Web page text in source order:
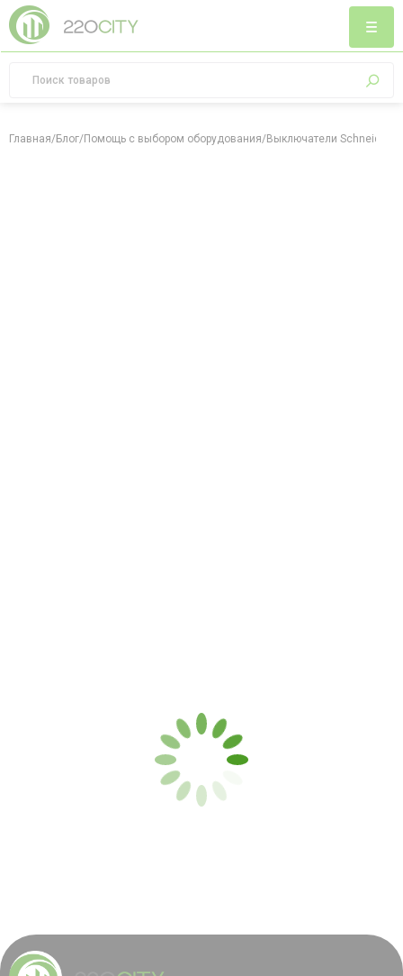
Главная/Блог/Помощь с выбором оборудования/Выключатели Schneider